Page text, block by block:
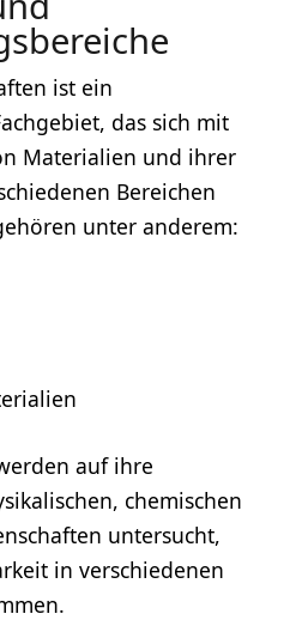
ist ein
das sich mit
Materialien und ihrer
Bereichen
unter anderem:
auf ihre
chemischen
untersucht,
in verschiedenen